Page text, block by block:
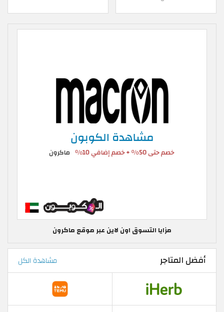
مزايا التسوق اون لاين عبر موقع ماكرون
أفضل المتاجر مشاهدة الكل